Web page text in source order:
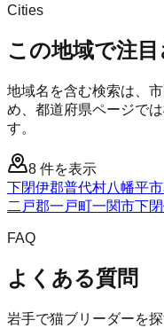
Cities
この地域で注
地域名を含む検索は、
め、都道府県ページで
す。
8 件を表示
下閉伊郡普代村八幡平市
二戸郡一戸町一関市下
FAQ
よくある質問
岩手で猫ブリーダーを